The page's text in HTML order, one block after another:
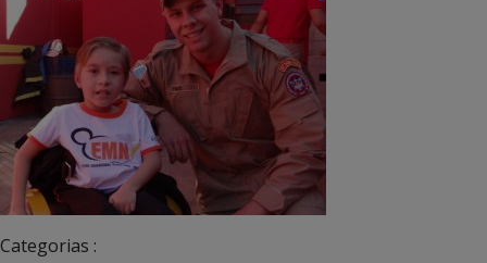
Categorias :